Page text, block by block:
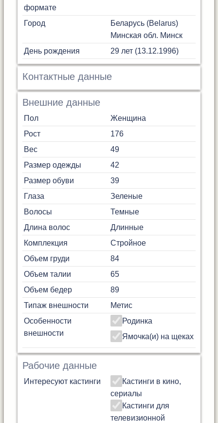
формате
Город
Беларусь (Belarus)
Минская обл. Минск
День рождения
29 лет (13.12.1996)
Контактные данные
Внешние данные
Пол
Женщина
Рост
176
Вес
49
Размер одежды
42
Размер обуви
39
Глаза
Зеленые
Волосы
Темные
Длина волос
Длинные
Комплекция
Стройное
Объем груди
84
Объем талии
65
Объем бедер
89
Типаж внешности
Метис
Особенности
внешности
Родинка
Ямочка(и) на щеках
Рабочие данные
Интересуют кастинги
Кастинги в кино,
сериалы
Кастинги для
телевизионной